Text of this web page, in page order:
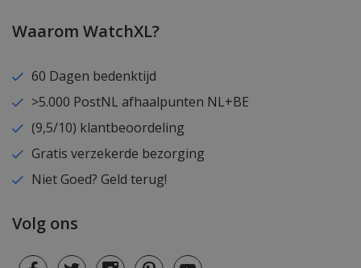
Waarom WatchXL?
60 Dagen bedenktijd
>5.000 PostNL afhaalpunten NL+BE
(9,5/10) klantbeoordeling
Gratis verzekerde bezorging
Niet Goed? Geld terug!
Volg ons